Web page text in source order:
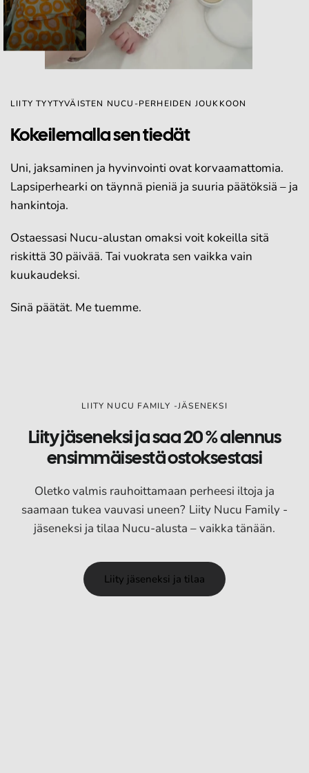
LIITY TYYTYVÄISTEN NUCU-PERHEIDEN JOUKKOON
Kokeilemalla sen tiedät
Uni, jaksaminen ja hyvinvointi ovat korvaamattomia.
Lapsiperhearki on täynnä pieniä ja suuria päätöksiä – ja
hankintoja.
Ostaessasi Nucu-alustan omaksi voit kokeilla sitä
riskittä 30 päivää. Tai vuokrata sen vaikka vain
kuukaudeksi.
Sinä päätät. Me tuemme.
LIITY NUCU FAMILY -JÄSENEKSI
Liity jäseneksi ja saa 20 % alennus
ensimmäisestä ostoksestasi
Oletko valmis rauhoittamaan perheesi iltoja ja
saamaan tukea vauvasi uneen? Liity Nucu Family -
jäseneksi ja tilaa Nucu-alusta – vaikka tänään.
Liity jäseneksi ja tilaa